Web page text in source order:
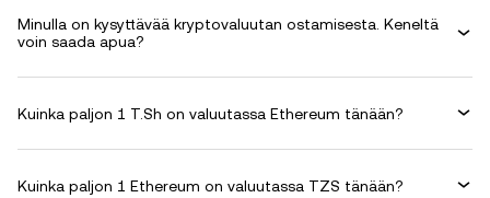
Minulla on kysyttävää kryptovaluutan ostamisesta. Keneltä
voin saada apua?
Kuinka paljon 1 T.Sh on valuutassa Ethereum tänään?
Kuinka paljon 1 Ethereum on valuutassa TZS tänään?